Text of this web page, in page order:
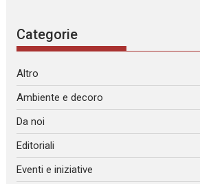
Categorie
Altro
Ambiente e decoro
Da noi
Editoriali
Eventi e iniziative